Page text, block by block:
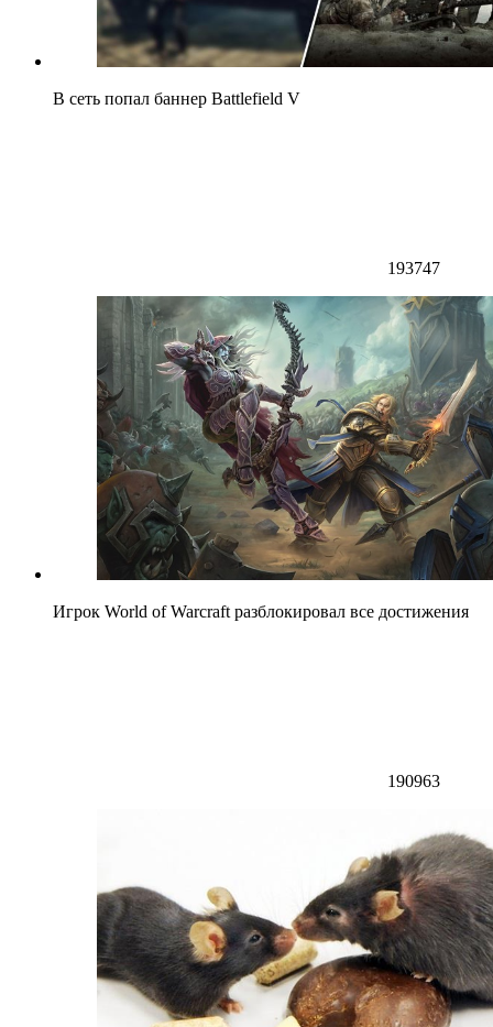
В сеть попал баннер Battlefield V
193747
Игрок World of Warcraft разблокировал все достижения
190963